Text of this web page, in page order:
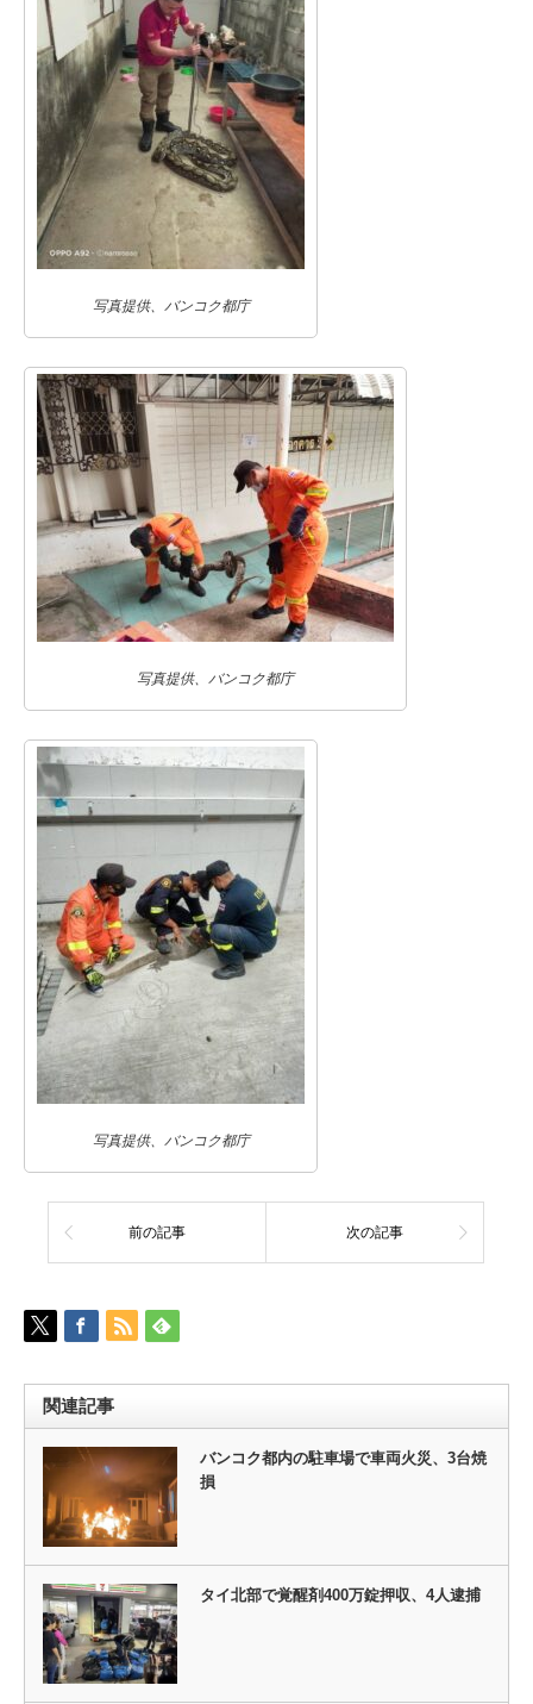
写真提供、バンコク都庁
写真提供、バンコク都庁
写真提供、バンコク都庁
前の記事 次の記事
関連記事
バンコク都内の駐車場で車両火災、3台焼
損
タイ北部で覚醒剤400万錠押収、4人逮捕